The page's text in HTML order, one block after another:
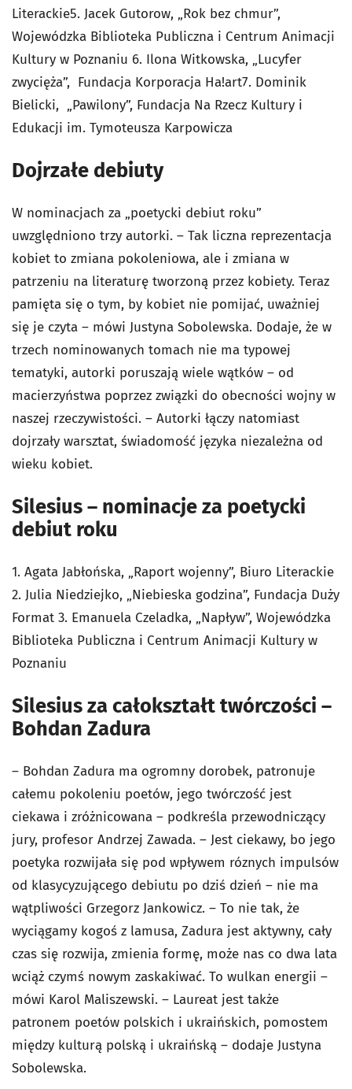
Literackie5. Jacek Gutorow, „Rok bez chmur”,
Wojewódzka Biblioteka Publiczna i Centrum Animacji
Kultury w Poznaniu 6. Ilona Witkowska, „Lucyfer
zwycięża”, Fundacja Korporacja Ha!art7. Dominik
Bielicki, „Pawilony”, Fundacja Na Rzecz Kultury i
Edukacji im. Tymoteusza Karpowicza
Dojrzałe debiuty
W nominacjach za „poetycki debiut roku”
uwzględniono trzy autorki. – Tak liczna reprezentacja
kobiet to zmiana pokoleniowa, ale i zmiana w
patrzeniu na literaturę tworzoną przez kobiety. Teraz
pamięta się o tym, by kobiet nie pomijać, uważniej
się je czyta – mówi Justyna Sobolewska. Dodaje, że w
trzech nominowanych tomach nie ma typowej
tematyki, autorki poruszają wiele wątków – od
macierzyństwa poprzez związki do obecności wojny w
naszej rzeczywistości. – Autorki łączy natomiast
dojrzały warsztat, świadomość języka niezależna od
wieku kobiet.
Silesius – nominacje za poetycki
debiut roku
1. Agata Jabłońska, „Raport wojenny”, Biuro Literackie
2. Julia Niedziejko, „Niebieska godzina”, Fundacja Duży
Format 3. Emanuela Czeladka, „Napływ”, Wojewódzka
Biblioteka Publiczna i Centrum Animacji Kultury w
Poznaniu
Silesius za całokształt twórczości –
Bohdan Zadura
– Bohdan Zadura ma ogromny dorobek, patronuje
całemu pokoleniu poetów, jego twórczość jest
ciekawa i zróżnicowana – podkreśla przewodniczący
jury, profesor Andrzej Zawada. – Jest ciekawy, bo jego
poetyka rozwijała się pod wpływem róznych impulsów
od klasycyzującego debiutu po dziś dzień – nie ma
wątpliwości Grzegorz Jankowicz. – To nie tak, że
wyciągamy kogoś z lamusa, Zadura jest aktywny, cały
czas się rozwija, zmienia formę, może nas co dwa lata
wciąż czymś nowym zaskakiwać. To wulkan energii –
mówi Karol Maliszewski. – Laureat jest także
patronem poetów polskich i ukraińskich, pomostem
między kulturą polską i ukraińską – dodaje Justyna
Sobolewska.